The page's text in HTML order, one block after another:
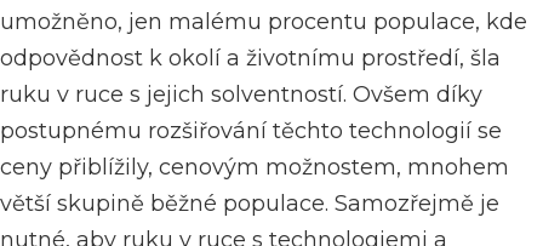
umožněno, jen malému procentu populace, kde
odpovědnost k okolí a životnímu prostředí, šla
ruku v ruce s jejich solventností. Ovšem díky
postupnému rozšiřování těchto technologií se
ceny přiblížily, cenovým možnostem, mnohem
větší skupině běžné populace. Samozřejmě je
nutné, aby ruku v ruce s technologiemi a